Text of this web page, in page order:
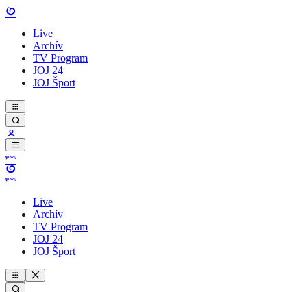
Live
Archív
TV Program
JOJ 24
JOJ Šport
Live
Archív
TV Program
JOJ 24
JOJ Šport